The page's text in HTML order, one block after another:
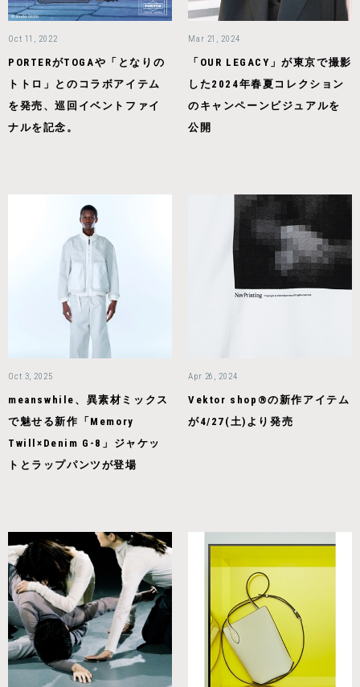
Oct 11, 2022
PORTERがTOGAや「となりの
トトロ」とのコラボアイテム
を発売、巡回イベントファイ
ナルを記念。
Mar 21, 2024
「OUR LEGACY」が東京で撮影
した2024年春夏コレクション
のキャンペーンビジュアルを
公開
Oct 3, 2025
meanswhile、異素材ミックス
で魅せる新作「Memory
Twill×Denim G-8」ジャケッ
トとラップパンツが登場
Apr 26, 2024
Vektor shop®の新作アイテム
が4/27(土)より発売